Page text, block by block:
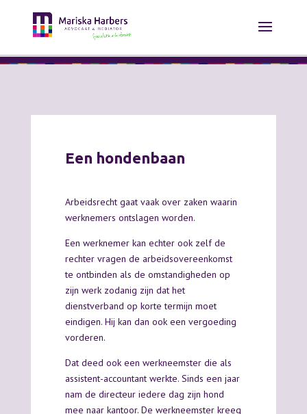
Een hondenbaan
Arbeidsrecht gaat vaak over zaken waarin
werknemers ontslagen worden.
Een werknemer kan echter ook zelf de
rechter vragen de arbeidsovereenkomst
te ontbinden als de omstandigheden op
zijn werk zodanig zijn dat het
dienstverband op korte termijn moet
eindigen. Hij kan dan ook een vergoeding
vorderen.
Dat deed ook een werkneemster die als
assistent-accountant werkte. Sinds een jaar
nam de directeur iedere dag zijn hond
mee naar kantoor. De werkneemster kreeg